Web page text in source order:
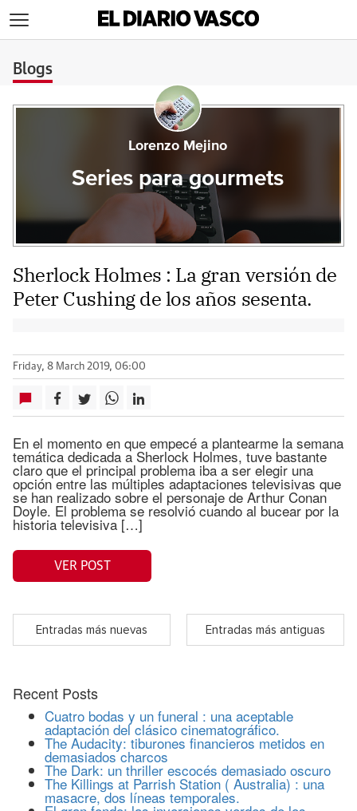
Blogs
Lorenzo Mejino
Series para gourmets
Sherlock Holmes : La gran versión de
Peter Cushing de los años sesenta.
Friday, 8 March 2019, 06:00
En el momento en que empecé a plantearme la semana
temática dedicada a Sherlock Holmes, tuve bastante
claro que el principal problema iba a ser elegir una
opción entre las múltiples adaptaciones televisivas que
se han realizado sobre el personaje de Arthur Conan
Doyle. El problema se resolvió cuando al bucear por la
historia televisiva […]
VER POST
Entradas más nuevas Entradas más antiguas
Recent Posts
Cuatro bodas y un funeral : una aceptable
adaptación del clásico cinematográfico.
The Audacity: tiburones financieros metidos en
demasiados charcos
The Dark: un thriller escocés demasiado oscuro
The Killings at Parrish Station ( Australia) : una
masacre, dos líneas temporales.